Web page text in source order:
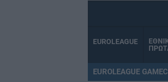
EUROLEAGUE
EUROLEAGUE